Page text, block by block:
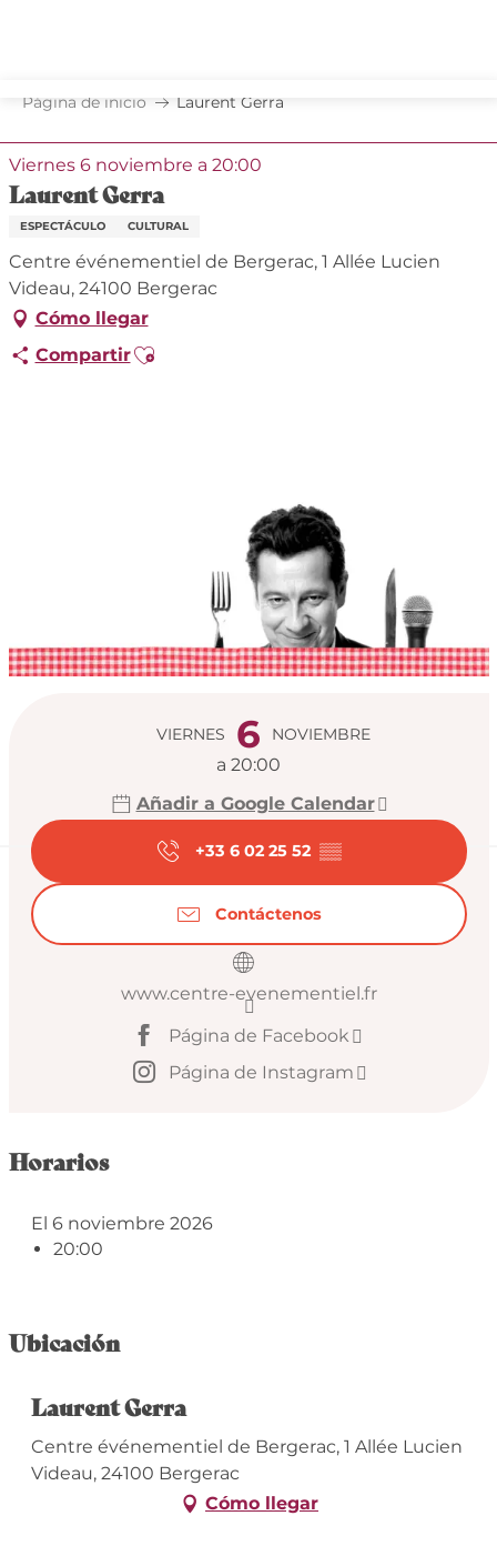
principal
Página de inicio Laurent Gerra
Viernes 6 noviembre a 20:00
Laurent Gerra
ESPECTÁCULO CULTURAL
Centre événementiel de Bergerac, 1 Allée Lucien
Videau, 24100 Bergerac
Cómo llegar
CompartirAjouter aux favoris
Horarios y datos
VIERNES 6 NOVIEMBRE
a 20:00
Añadir a Google Calendar
+33 6 02 25 52 ▒▒
Contáctenos
www.centre-evenementiel.fr
Página de Facebook
Página de Instagram
Horarios
El 6 noviembre 2026
20:00
Ubicación
Laurent Gerra
Centre événementiel de Bergerac, 1 Allée Lucien
Videau, 24100 Bergerac
Cómo llegar